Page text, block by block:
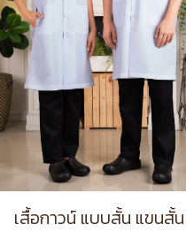
เสื้อกาวน์ แบบสั้น แขนสั้น